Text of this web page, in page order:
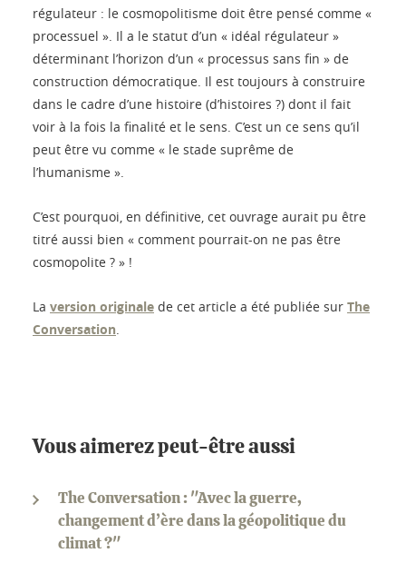
régulateur : le cosmopolitisme doit être pensé comme «
processuel ». Il a le statut d’un « idéal régulateur »
déterminant l’horizon d’un « processus sans fin » de
construction démocratique. Il est toujours à construire
dans le cadre d’une histoire (d’histoires ?) dont il fait
voir à la fois la finalité et le sens. C’est un ce sens qu’il
peut être vu comme « le stade suprême de
l’humanisme ».
C’est pourquoi, en définitive, cet ouvrage aurait pu être
titré aussi bien « comment pourrait-on ne pas être
cosmopolite ? » !
La version originale de cet article a été publiée sur The
Conversation
Vous aimerez peut-être aussi
The Conversation : "Avec la guerre,
changement d’ère dans la géopolitique du
climat ?"